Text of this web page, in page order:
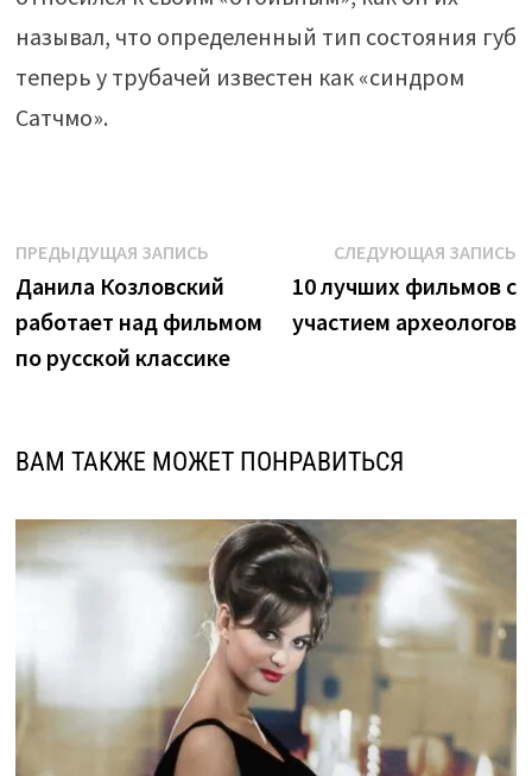
называл, что определенный тип состояния губ
теперь у трубачей известен как «синдром
Сатчмо».
Навигация
по
записям
ПРЕДЫДУЩАЯ ЗАПИСЬПредыдущая
запись:
Данила Козловский
работает над фильмом
по русской классике
СЛЕДУЮЩАЯ ЗАПИСЬ
10 лучших фильмов с
участием археологов
ВАМ ТАКЖЕ МОЖЕТ ПОНРАВИТЬСЯ